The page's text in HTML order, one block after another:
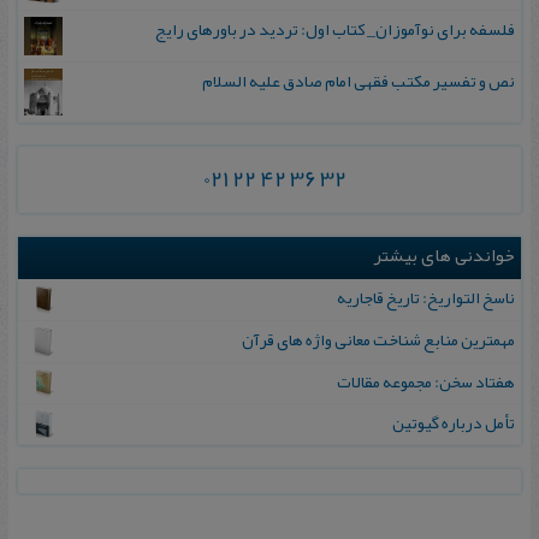
فلسفه برای نوآموزان_ کتاب اول: تردید در باورهای رایج
نص و تفسیر مکتب فقهی امام صادق علیه السلام
021 22 42 36 32
خواندنی های بیشتر
ناسخ التواریخ: تاریخ قاجاریه
مهمترین منابع شناخت معانی واژه های قرآن
هفتاد سخن: مجموعه مقالات
تأمل درباره گیوتین